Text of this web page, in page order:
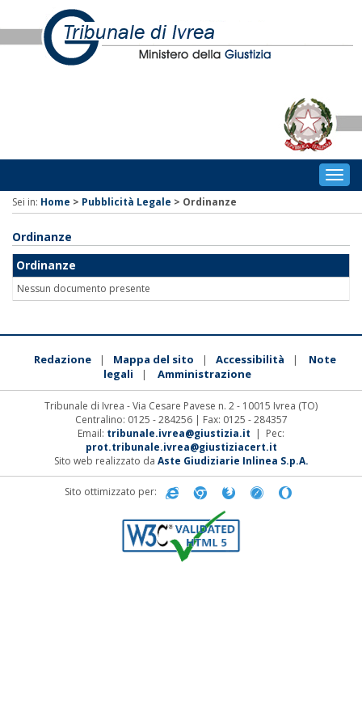
Sei in: Home > Pubblicità Legale > Ordinanze
Ordinanze
Ordinanze
Nessun documento presente
Redazione | Mappa del sito | Accessibilità |
Note
legali
| Amministrazione
Tribunale di Ivrea - Via Cesare Pavese n. 2 - 10015 Ivrea (TO)
Centralino: 0125 - 284256 | Fax: 0125 - 284357
Email: tribunale.ivrea@giustizia.it | Pec:
prot.tribunale.ivrea@giustiziacert.it
Sito web realizzato da Aste Giudiziarie Inlinea S.p.A.
Sito ottimizzato per: